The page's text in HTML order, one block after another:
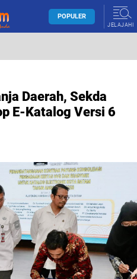
POPULER
JELAJAHI
Daerah, Sekda
E-Katalog Versi 6